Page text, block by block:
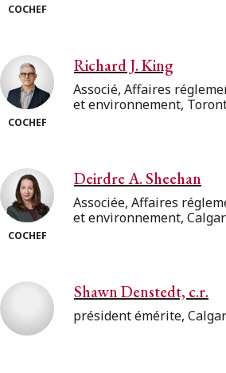
COCHEF
COCHEF
Richard J. King
Associé, Affaires
et environnement,
COCHEF
Deirdre A. Sheehan
Associée, Affaires
et environnement,
Shawn Denstedt, c.r.
président émérite,